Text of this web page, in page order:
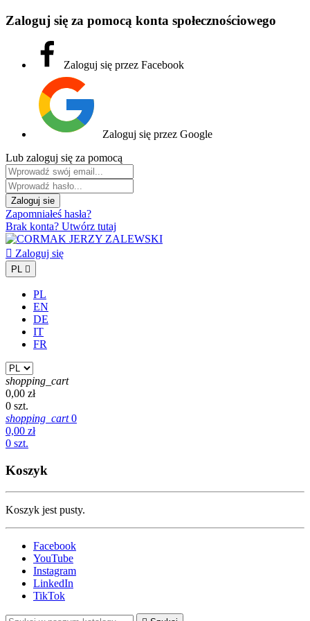
Zaloguj się za pomocą konta społecznościowego
Zaloguj się przez Facebook
Zaloguj się przez Google
Lub zaloguj się za pomocą
Zaloguj sie
Zapomniałeś hasła?
Brak konta? Utwórz tutaj
 Zaloguj się
PL 
PL
EN
DE
IT
FR
shopping_cart
0,00 zł
0 szt.
shopping_cart 0
0,00 zł
0 szt.
Koszyk
Koszyk jest pusty.
Facebook
YouTube
Instagram
LinkedIn
TikTok